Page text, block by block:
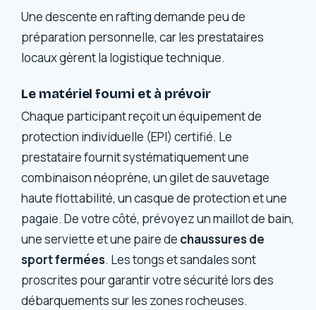
Une descente en rafting demande peu de
préparation personnelle, car les prestataires
locaux gèrent la logistique technique.
Le matériel fourni et à prévoir
Chaque participant reçoit un équipement de
protection individuelle (EPI) certifié. Le
prestataire fournit systématiquement une
combinaison néoprène, un gilet de sauvetage
haute flottabilité, un casque de protection et une
pagaie. De votre côté, prévoyez un maillot de bain,
une serviette et une paire de chaussures de
sport fermées. Les tongs et sandales sont
proscrites pour garantir votre sécurité lors des
débarquements sur les zones rocheuses.